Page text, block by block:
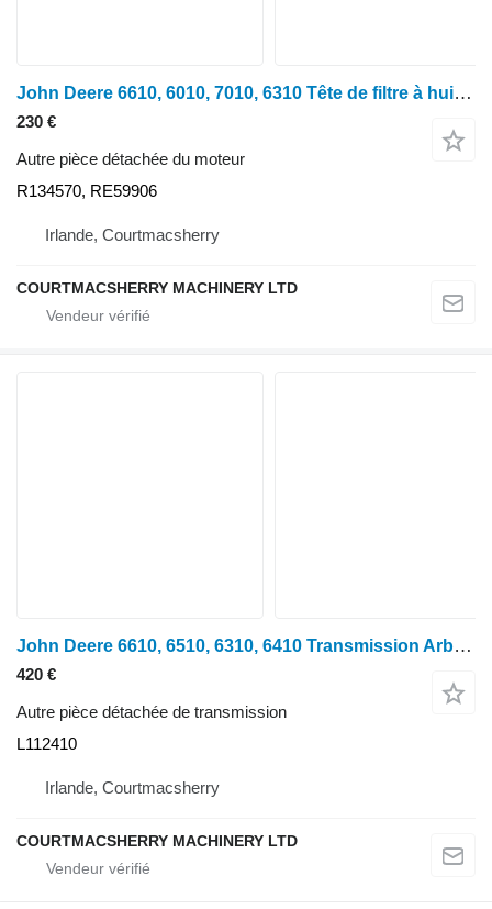
John Deere 6610, 6010, 7010, 6310 Tête de filtre à huile et conduites d'adaptation R134570 R134570, RE59906 pour tracteur à roues John Deere 6610
230 €
Autre pièce détachée du moteur
R134570, RE59906
Irlande, Courtmacsherry
COURTMACSHERRY MACHINERY LTD
John Deere 6610, 6510, 6310, 6410 Transmission Arbre de transmission 50 km L112410 pour tracteur à roues 6610
420 €
Autre pièce détachée de transmission
L112410
Irlande, Courtmacsherry
COURTMACSHERRY MACHINERY LTD